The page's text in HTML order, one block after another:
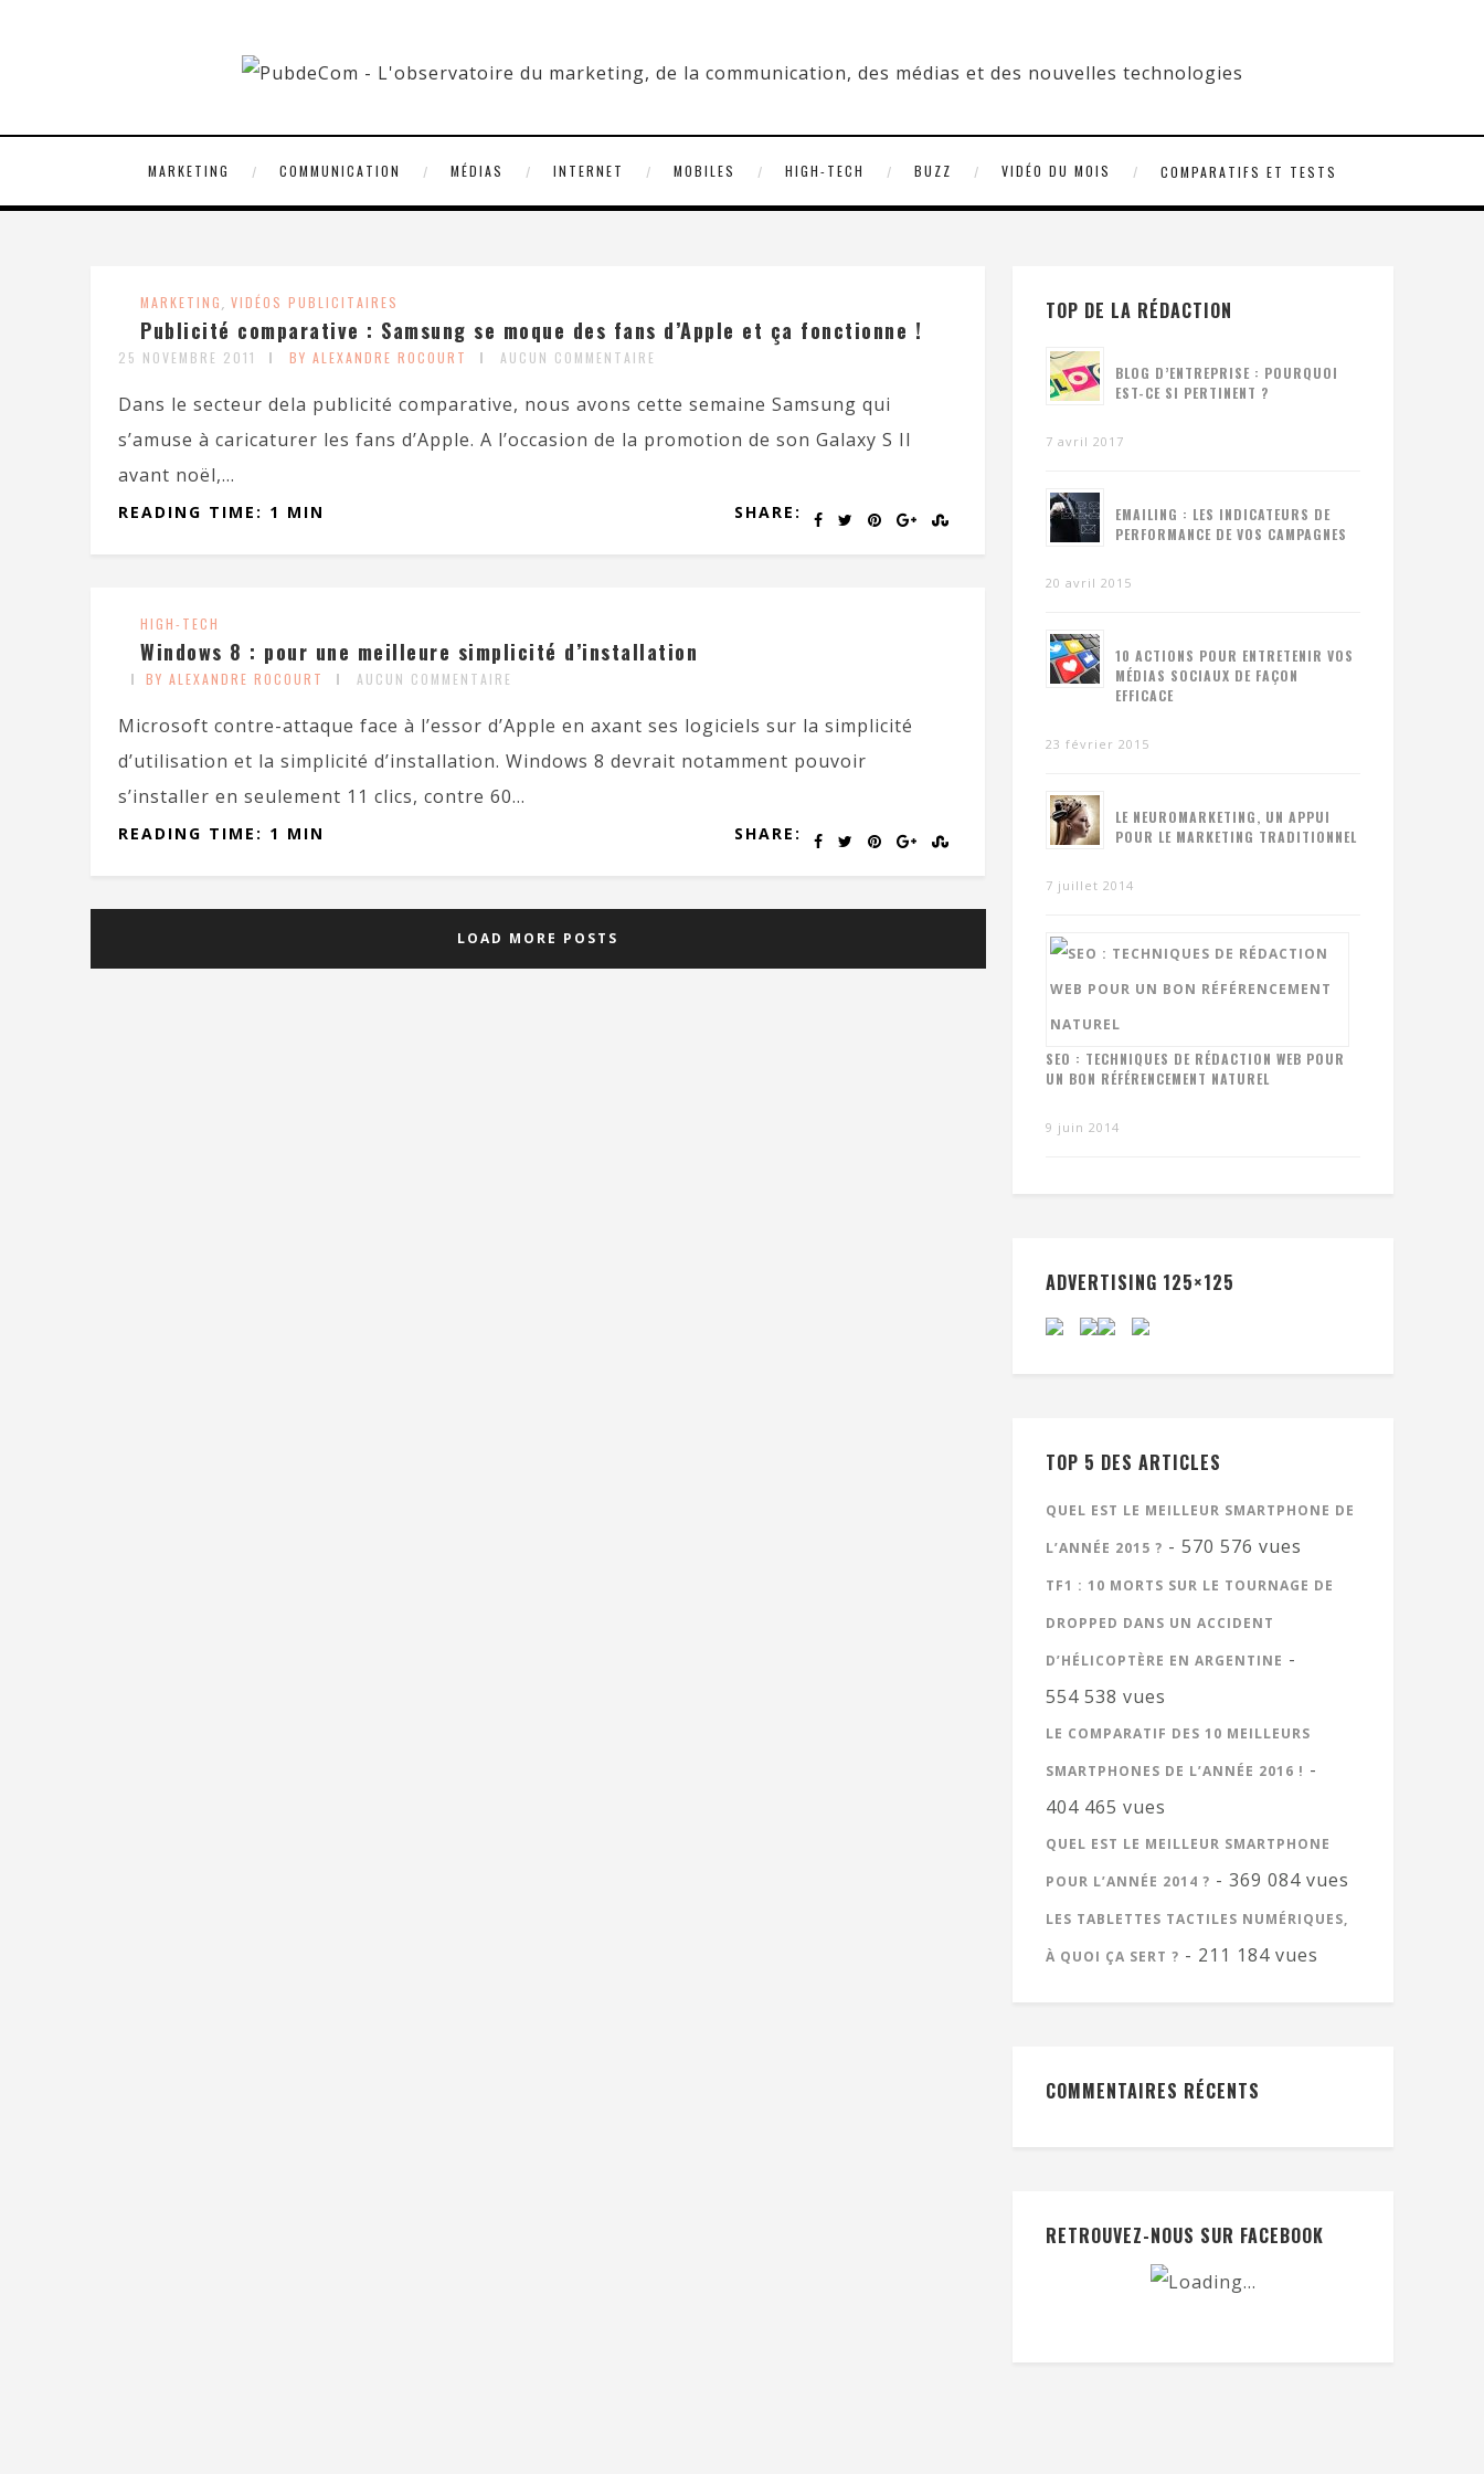
MARKETING COMMUNICATION MÉDIAS INTERNET MOBILES HIGH-TECH BUZZ VIDÉO DU MOIS COMPARATIFS ET TESTS
MARKETING, VIDÉOS PUBLICITAIRES
Publicité comparative : Samsung se moque des fans d’Apple et ça fonctionne !
25 NOVEMBRE 2011 BY ALEXANDRE ROCOURT AUCUN COMMENTAIRE
Dans le secteur dela publicité comparative, nous avons cette semaine Samsung qui
s’amuse à caricaturer les fans d’Apple. A l’occasion de la promotion de son Galaxy S II
avant noël,...
SHARE:
READING TIME: 1 MIN
HIGH-TECH
Windows 8 : pour une meilleure simplicité d’installation
BY ALEXANDRE ROCOURT AUCUN COMMENTAIRE
Microsoft contre-attaque face à l’essor d’Apple en axant ses logiciels sur la simplicité
d’utilisation et la simplicité d’installation. Windows 8 devrait notamment pouvoir
s’installer en seulement 11 clics, contre 60...
SHARE:
READING TIME: 1 MIN
LOAD MORE POSTS
TOP DE LA RÉDACTION
BLOG D’ENTREPRISE : POURQUOI
EST-CE SI PERTINENT ?
7 avril 2017
EMAILING : LES INDICATEURS DE
PERFORMANCE DE VOS CAMPAGNES
20 avril 2015
10 ACTIONS POUR ENTRETENIR VOS
MÉDIAS SOCIAUX DE FAÇON
EFFICACE
23 février 2015
LE NEUROMARKETING, UN APPUI
POUR LE MARKETING TRADITIONNEL
7 juillet 2014
SEO : TECHNIQUES DE RÉDACTION WEB POUR
UN BON RÉFÉRENCEMENT NATUREL
9 juin 2014
ADVERTISING 125×125
TOP 5 DES ARTICLES
QUEL EST LE MEILLEUR SMARTPHONE DE
L’ANNÉE 2015 ? - 570 576 vues
TF1 : 10 MORTS SUR LE TOURNAGE DE
DROPPED DANS UN ACCIDENT
D’HÉLICOPTÈRE EN ARGENTINE -
554 538 vues
LE COMPARATIF DES 10 MEILLEURS
SMARTPHONES DE L’ANNÉE 2016 ! -
404 465 vues
QUEL EST LE MEILLEUR SMARTPHONE
POUR L’ANNÉE 2014 ? - 369 084 vues
LES TABLETTES TACTILES NUMÉRIQUES,
À QUOI ÇA SERT ? - 211 184 vues
COMMENTAIRES RÉCENTS
RETROUVEZ-NOUS SUR FACEBOOK